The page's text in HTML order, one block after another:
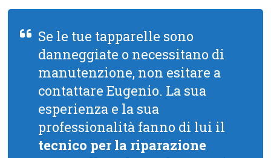
Se le tue tapparelle sono
danneggiate o necessitano di
manutenzione, non esitare a
contattare Eugenio. La sua
esperienza e la sua
professionalità fanno di lui il
tecnico per la riparazione